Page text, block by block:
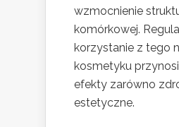
wzmocnienie
komórkowej.
korzystanie z tego
kosmetyku
efekty zarówno
estetyczne.